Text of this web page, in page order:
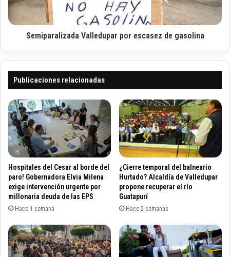
r
o
e
í
a
c
a
u
s
ó
i
n
u
d
a
c
r
l
V
a
l
e
d
u
p
a
r
p
o
e
s
c
Semiparalizada Valledupar por escasez de gasolina
Publicaciones relacionadas
Hospitales del Cesar al borde del
paro! Gobernadora Elvia Milena
exige intervención urgente por
millonaria deuda de las EPS
Hace 1 semana
¿Cierre temporal del balneario
Hurtado? Alcaldía de Valledupar
propone recuperar el río
Guatapurí
Hace 2 semanas